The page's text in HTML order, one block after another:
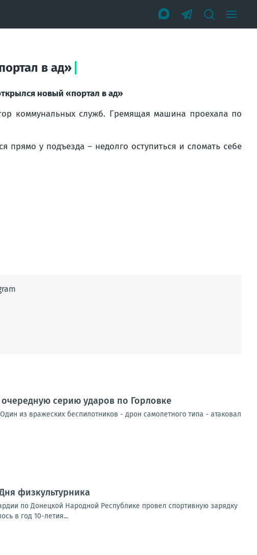
в ад»
новый «портал в ад»
коммунальных служб. Гремящая машина проехала по
прямо у подъезда – недолго оступиться и сломать себе
серию ударов по Горловке
из вражеских беспилотников - дрон самолетного типа - атаковал
физкультурника
по Донецкой Народной Республике провел спортивную зарядку
в год 10-летия...